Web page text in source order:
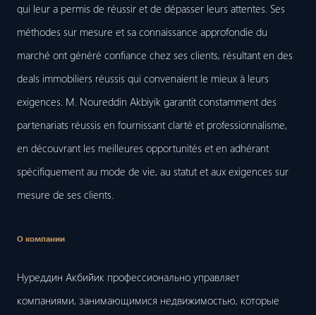
qui leur a permis de réussir et de dépasser leurs attentes. Ses
méthodes sur mesure et sa connaissance approfondie du
marché ont généré confiance chez ses clients, résultant en des
deals immobiliers réussis qui convenaient le mieux à leurs
exigences. M. Noureddin Akbiyik garantit constamment des
partenariats réussis en fournissant clarté et professionnalisme,
en découvrant les meilleures opportunités et en adhérant
spécifiquement au mode de vie, au statut et aux exigences sur
mesure de ses clients.
О компании
Нуреддин Акбийик профессионально управляет
компаниями, занимающимися недвижимостью, которые